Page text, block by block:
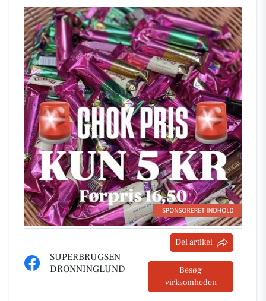
SUPERBRUGSEN
DRONNINGLUND
Del artikel
Besøg
virksomheden